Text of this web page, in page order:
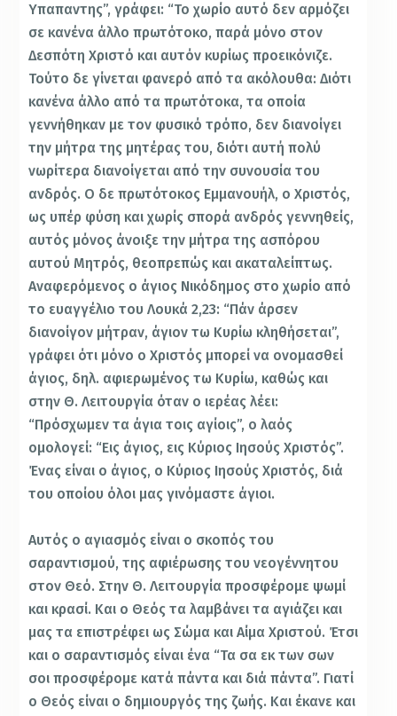
Υπαπαντης”, γράφει: “Το χωρίο αυτό δεν αρμόζει
σε κανένα άλλο πρωτότοκο, παρά μόνο στον
Δεσπότη Χριστό και αυτόν κυρίως προεικόνιζε.
Τούτο δε γίνεται φανερό από τα ακόλουθα: Διότι
κανένα άλλο από τα πρωτότοκα, τα οποία
γεννήθηκαν με τον φυσικό τρόπο, δεν διανοίγει
την μήτρα της μητέρας του, διότι αυτή πολύ
νωρίτερα διανοίγεται από την συνουσία του
ανδρός. Ο δε πρωτότοκος Εμμανουήλ, ο Χριστός,
ως υπέρ φύση και χωρίς σπορά ανδρός γεννηθείς,
αυτός μόνος άνοιξε την μήτρα της ασπόρου
αυτού Μητρός, θεοπρεπώς και ακαταλείπτως.
Αναφερόμενος ο άγιος Νικόδημος στο χωρίο από
το ευαγγέλιο του Λουκά 2,23: “Πάν άρσεν
διανοίγον μήτραν, άγιον τω Κυρίω κληθήσεται”,
γράφει ότι μόνο ο Χριστός μπορεί να ονομασθεί
άγιος, δηλ. αφιερωμένος τω Κυρίω, καθώς και
στην Θ. Λειτουργία όταν ο ιερέας λέει:
“Πρόσχωμεν τα άγια τοις αγίοις”, ο λαός
ομολογεί: “Εις άγιος, εις Κύριος Ιησούς Χριστός”.
Ένας είναι ο άγιος, ο Κύριος Ιησούς Χριστός, διά
του οποίου όλοι μας γινόμαστε άγιοι.
Αυτός ο αγιασμός είναι ο σκοπός του
σαραντισμού, της αφιέρωσης του νεογέννητου
στον Θεό. Στην Θ. Λειτουργία προσφέρομε ψωμί
και κρασί. Και ο Θεός τα λαμβάνει τα αγιάζει και
μας τα επιστρέφει ως Σώμα και Αίμα Χριστού. Έτσι
και ο σαραντισμός είναι ένα “Τα σα εκ των σων
σοι προσφέρομε κατά πάντα και διά πάντα”. Γιατί
ο Θεός είναι ο δημιουργός της ζωής. Και έκανε και